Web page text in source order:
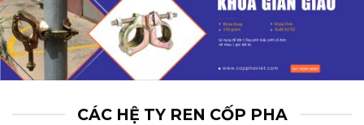
CÁC HỆ TY REN CỐP PHA